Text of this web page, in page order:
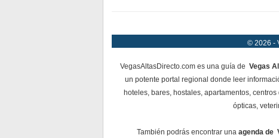
© 2026 -
VegasAltasDirecto.com es una guía de Vegas
un potente portal regional donde leer
hoteles, bares, hostales, apartamentos,
ópticas,
También podrás encontrar una agenda de